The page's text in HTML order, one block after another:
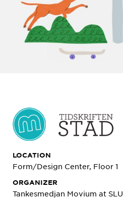
LOCATION
Form/Design Center, Floor 1
ORGANIZER
Tankesmedjan Movium at SLU.